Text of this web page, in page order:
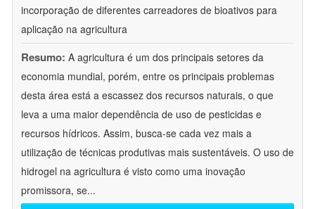
incorporação de diferentes carreadores de bioativos para
aplicação na agricultura
Resumo: A agricultura é um dos principais setores da
economia mundial, porém, entre os principais problemas
desta área está a escassez dos recursos naturais, o que
leva a uma maior dependência de uso de pesticidas e
recursos hídricos. Assim, busca-se cada vez mais a
utilização de técnicas produtivas mais sustentáveis. O uso de
hidrogel na agricultura é visto como uma inovação
promissora, se...